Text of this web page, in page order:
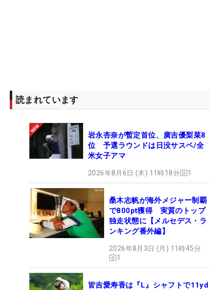
読まれています
岩永杏奈が暫定首位、廣吉優梨菜8
位 予選ラウンドは日没サスペ/全
米女子アマ
2026年8月6日 (木) 11時18分 1
桑木志帆が海外メジャー制覇
で800pt獲得 実質のトップ
独走状態に【メルセデス・ラ
ンキング番外編】
2026年8月3日 (月) 11時45分
1
皆吉愛寿香は『L』シャフトで11yd